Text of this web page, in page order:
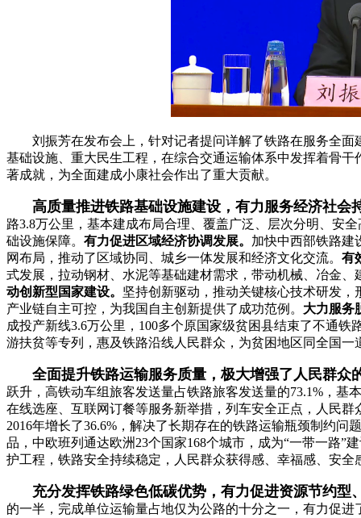
刘振芳在发布会上， 针对记者提问详解了铁路在服务全面
基础设施、重大民生工程，在综合交通运输体系中发挥着骨
著成就，为全面建成小康社会作出了重大贡献。
高质量推进铁路基础设施建设，有力服务经济社会
路3.8万公里，基本建成布局合理、覆盖广泛、层次分明、安
础设施保障。 有力促进区域经济协调发展。 加快中西部铁路建
网布局，推动了区域协同、城乡一体发展和经济文化交流。 有
式发展，拉动钢材、水泥等基础建材需求，带动机械、冶金
动创新型国家建设。 坚持创新驱动，推动关键核心技术研发
产业链自主可控，为我国自主创新提供了成功范例。 大力服务
成投产新线3.6万公里，100多个原国家级贫困县结束了不通
游扶贫等专列，惠及铁路沿线人民群众，为贫困地区同全国
全面提升铁路运输服务质量，极大增强了人民群众
跃升，高铁动车组旅客发送量占铁路旅客发送量的73.1%，基
在线选座、互联网订餐等服务新举措，列车安全正点，人民群
2016年增长了36.6%，解决了长期存在的铁路运输瓶颈制约
品，中欧班列通达欧洲23个国家168个城市，成为“一带一路”
护工程，铁路安全持续稳定，人民群众获得感、幸福感、安全
充分发挥铁路绿色低碳优势，有力促进资源节约型
的一半，完成单位运输量占地仅为公路的十分之一，有力促